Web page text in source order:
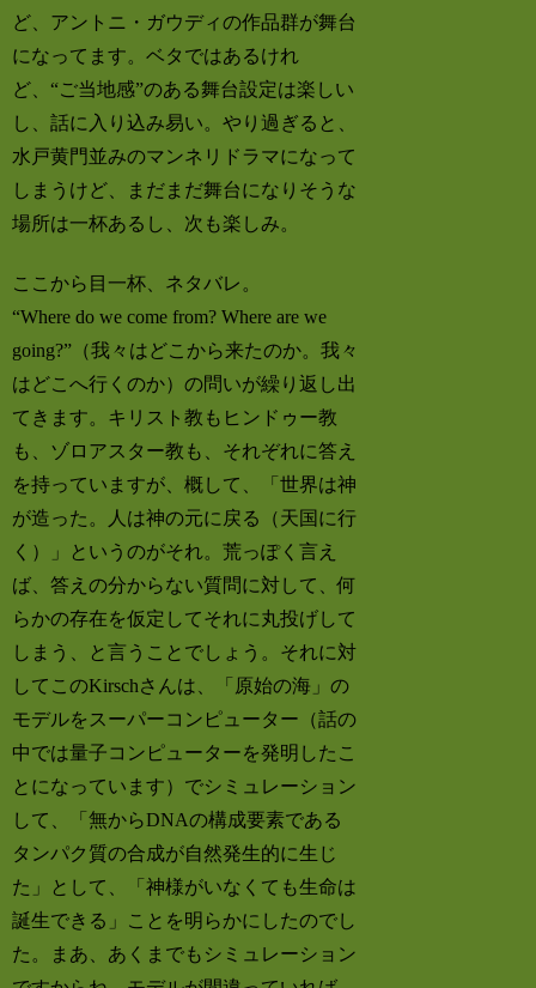
ど、アントニ・ガウディの作品群が舞台
になってます。ベタではあるけれ
ど、“ご当地感”のある舞台設定は楽しい
し、話に入り込み易い。やり過ぎると、
水戸黄門並みのマンネリドラマになって
しまうけど、まだまだ舞台になりそうな
場所は一杯あるし、次も楽しみ。
ここから目一杯、ネタバレ。
“Where do we come from? Where are we
going?”（我々はどこから来たのか。我々
はどこへ行くのか）の問いが繰り返し出
てきます。キリスト教もヒンドゥー教
も、ゾロアスター教も、それぞれに答え
を持っていますが、概して、「世界は神
が造った。人は神の元に戻る（天国に行
く）」というのがそれ。荒っぽく言え
ば、答えの分からない質問に対して、何
らかの存在を仮定してそれに丸投げして
しまう、と言うことでしょう。それに対
してこのKirschさんは、「原始の海」の
モデルをスーパーコンピューター（話の
中では量子コンピューターを発明したこ
とになっています）でシミュレーション
して、「無からDNAの構成要素である
タンパク質の合成が自然発生的に生じ
た」として、「神様がいなくても生命は
誕生できる」ことを明らかにしたのでし
た。まあ、あくまでもシミュレーション